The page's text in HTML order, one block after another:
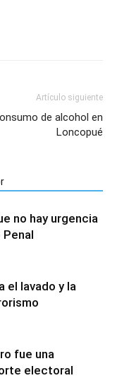
Artículo siguiente
de alcohol en
Loncopué
no hay urgencia
el lavado y la
fue una
electoral